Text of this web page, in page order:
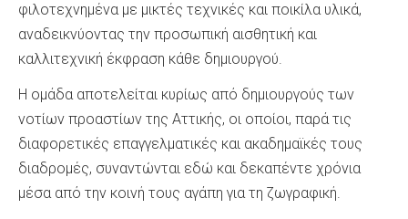
φιλοτεχνημένα με μικτές τεχνικές και ποικίλα υλικά,
αναδεικνύοντας την προσωπική αισθητική και
καλλιτεχνική έκφραση κάθε δημιουργού.
Η ομάδα αποτελείται κυρίως από δημιουργούς των
νοτίων προαστίων της Αττικής, οι οποίοι, παρά τις
διαφορετικές επαγγελματικές και ακαδημαϊκές τους
διαδρομές, συναντώνται εδώ και δεκαπέντε χρόνια
μέσα από την κοινή τους αγάπη για τη ζωγραφική.